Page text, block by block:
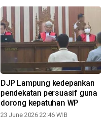
DJP Lampung kedepankan
pendekatan persuasif guna
dorong kepatuhan WP
23 June 2026 22:46 WIB